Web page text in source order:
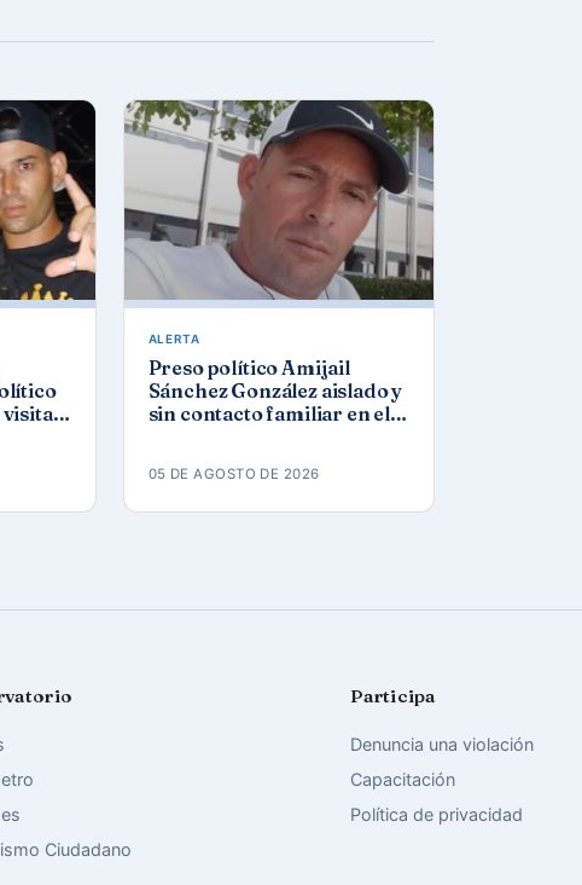
visitar
ALERTA
Preso político Amijail
Sánchez González aislado y
sin contacto familiar en el
05 DE AGOSTO DE 2026
Ciudadano
Participa
Denuncia una violación
Capacitación
Política de privacidad